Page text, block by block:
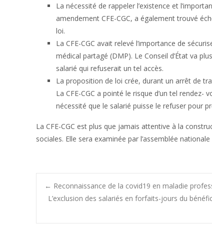
La nécessité de rappeler l’existence et
amendement CFE-CGC, a également trouvé
loi.
La CFE-CGC avait relevé l’importance de
médical partagé (DMP). Le Conseil d’État va
salarié qui refuserait un tel accès.
La proposition de loi crée, durant un arrêt de
La CFE-CGC a pointé le risque d’un tel rendez-
nécessité que le salarié puisse le refuser pour
La CFE-CGC est plus que jamais attentive à la
sociales. Elle sera examinée par l’assemblée nationale
Post
navigation
← Reconnaissance de la covid19 en maladie
L’exclusion des salariés en forfaits-jours du